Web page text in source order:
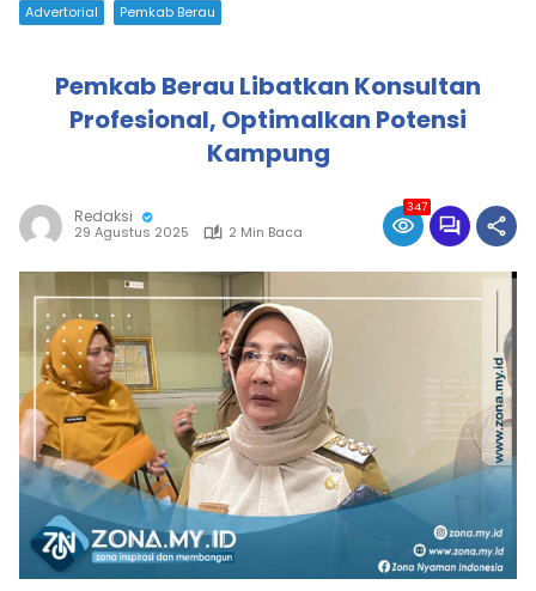
Advertorial Pemkab Berau
Pemkab Berau Libatkan Konsultan
Profesional, Optimalkan Potensi
Kampung
Redaksi
29 Agustus 2025 2 Min Baca
347